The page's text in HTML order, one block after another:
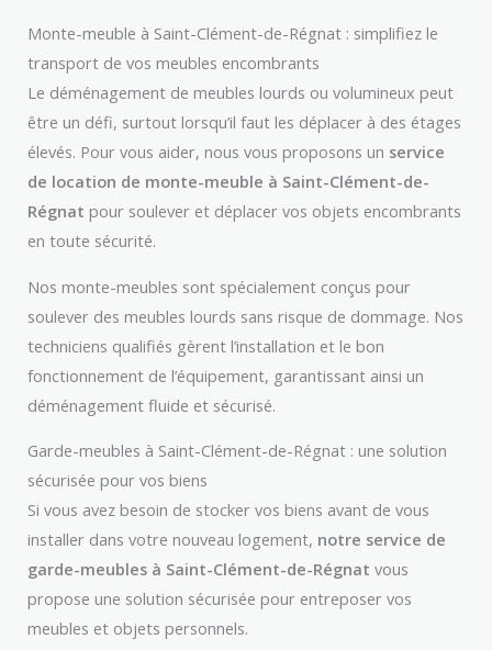
Monte-meuble à Saint-Clément-de-Régnat : simplifiez le
transport de vos meubles encombrants
Le déménagement de meubles lourds ou volumineux peut
être un défi, surtout lorsqu’il faut les déplacer à des étages
élevés. Pour vous aider, nous vous proposons un service
de location de monte-meuble à Saint-Clément-de-
Régnat pour soulever et déplacer vos objets encombrants
en toute sécurité.
Nos monte-meubles sont spécialement conçus pour
soulever des meubles lourds sans risque de dommage. Nos
techniciens qualifiés gèrent l’installation et le bon
fonctionnement de l’équipement, garantissant ainsi un
déménagement fluide et sécurisé.
Garde-meubles à Saint-Clément-de-Régnat : une solution
sécurisée pour vos biens
Si vous avez besoin de stocker vos biens avant de vous
installer dans votre nouveau logement, notre service de
garde-meubles à Saint-Clément-de-Régnat vous
propose une solution sécurisée pour entreposer vos
meubles et objets personnels.